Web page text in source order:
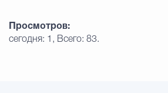
Просмотров:
сегодня: 1, Всего: 83.